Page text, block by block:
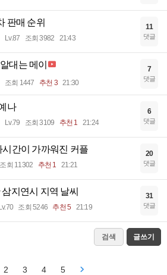
판매 순위
Lv.87 조회 3982 21:43
11
댓글
대는 메이
조회 1447 추천 3 21:30
7
댓글
나
Lv.79 조회 3109 추천 1 21:24
6
댓글
시간이 가까워진 커플
조회 11302 추천 1 21:21
20
댓글
지연시 지역 날씨
조회 5246 추천 5 21:19
31
댓글
검색 글쓰기
2 3 4 5